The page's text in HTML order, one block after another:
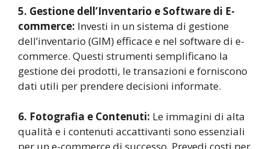
5. Gestione dell’Inventario e Software di E-
commerce: Investi in un sistema di gestione
dell’inventario (GIM) efficace e nel software di e-
commerce. Questi strumenti semplificano la
gestione dei prodotti, le transazioni e forniscono
dati utili per prendere decisioni informate.
6. Fotografia e Contenuti: Le immagini di alta
qualità e i contenuti accattivanti sono essenziali
per un e-commerce di successo. Prevedi costi per